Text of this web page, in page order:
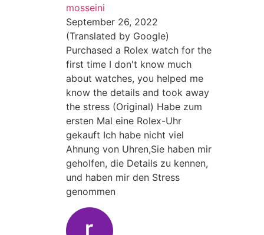
mosseini
September 26, 2022
(Translated by Google)
Purchased a Rolex watch for the
first time I don't know much
about watches, you helped me
know the details and took away
the stress (Original) Habe zum
ersten Mal eine Rolex-Uhr
gekauft Ich habe nicht viel
Ahnung von Uhren,Sie haben mir
geholfen, die Details zu kennen,
und haben mir den Stress
genommen